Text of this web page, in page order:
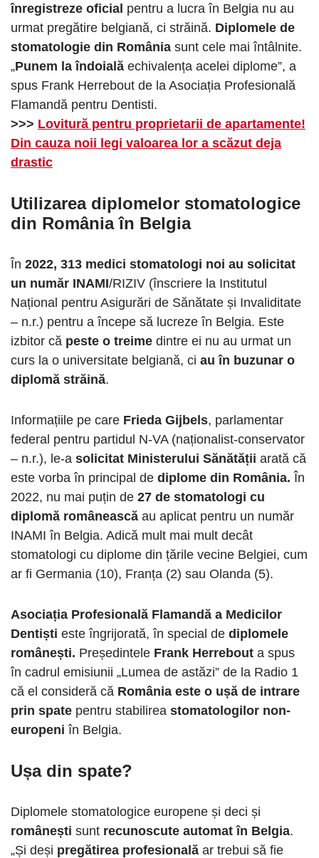
înregistreze oficial pentru a lucra în Belgia nu au
urmat pregătire belgiană, ci străină. Diplomele de
stomatologie din România sunt cele mai întâlnite.
„Punem la îndoială echivalența acelei diplome”, a
spus Frank Herrebout de la Asociația Profesională
Flamandă pentru Dentisti.
>>> Lovitură pentru proprietarii de apartamente!
Din cauza noii legi valoarea lor a scăzut deja
drastic
Utilizarea diplomelor stomatologice
din România în Belgia
În 2022, 313 medici stomatologi noi au solicitat
un număr INAMI/RIZIV (înscriere la Institutul
Național pentru Asigurări de Sănătate și Invaliditate
– n.r.) pentru a începe să lucreze în Belgia. Este
izbitor că peste o treime dintre ei nu au urmat un
curs la o universitate belgiană, ci au în buzunar o
diplomă străină.
Informațiile pe care Frieda Gijbels, parlamentar
federal pentru partidul N-VA (naționalist-conservator
– n.r.), le-a solicitat Ministerului Sănătății arată că
este vorba în principal de diplome din România. În
2022, nu mai puțin de 27 de stomatologi cu
diplomă românească au aplicat pentru un număr
INAMI în Belgia. Adică mult mai mult decât
stomatologi cu diplome din țările vecine Belgiei, cum
ar fi Germania (10), Franța (2) sau Olanda (5).
Asociația Profesională Flamandă a Medicilor
Dentiști este îngrijorată, în special de diplomele
românești. Președintele Frank Herrebout a spus
în cadrul emisiunii „Lumea de astăzi” de la Radio 1
că el consideră că România este o ușă de intrare
prin spate pentru stabilirea stomatologilor non-
europeniîn Belgia.
Ușa din spate?
Diplomele stomatologice europene și deci și
românești sunt recunoscute automat în Belgia.
„Și deși pregătirea profesională ar trebui să fie